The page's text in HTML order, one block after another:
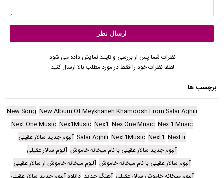
نظرات شما پس از بررسی و تایید نمایش داده می شود.
لطفا نظرات خود را فقط در مورد مطلب بالا ارسال کنید.
برچسب ها
New Album Of Meykhaneh Khamoosh From Salar Aghili
New Song
Nex 1 Music
Nex One Music
Nex1
Nex1Music
Next One Music
Next.ir
Next1
Next1Music
Salar Aghili آلبوم جدید سالار عقیلی
آلبوم جدید سالار عقیلی با نام میخانه خاموش آلبوم سالار عقیلی
آلبوم سالار عقیلی با نام میخانه خاموش آلبوم میخانه خاموش از سالار عقیلی
آلبوم میخانه خاموش سالار عقیلی آهنگ جدید دانلود آلبوم جدید سالار عقیلی